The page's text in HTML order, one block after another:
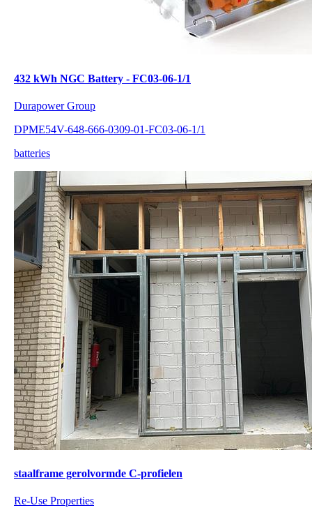
432 kWh NGC Battery - FC03-06-1/1
Durapower Group
DPME54V-648-666-0309-01-FC03-06-1/1
batteries
staalframe gerolvormde C-profielen
Re-Use Properties